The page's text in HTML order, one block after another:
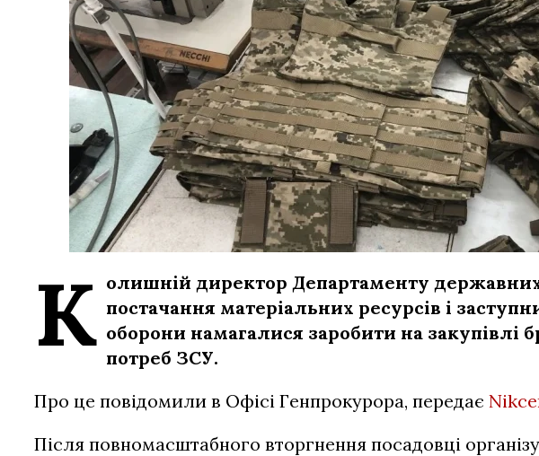
К олишній директор Департаменту державних
постачання матеріальних ресурсів і
оборони намагалися заробити на закупівлі
потреб ЗСУ.
Про це повідомили в Офісі Генпрокурора, передає
Після повномасштабного вторгнення посадовці